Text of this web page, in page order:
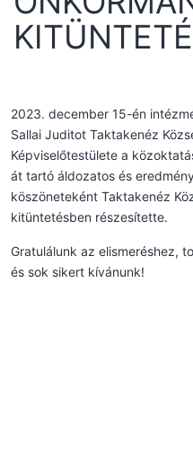
2023. december 15-én
Sallai Juditot Taktakenéz
Képviselőtestülete a
át tartó áldozatos és
köszöneteként Taktakenéz
kitüntetésben részesítette.
Gratulálunk az elismeréshez,
és sok sikert kívánunk!